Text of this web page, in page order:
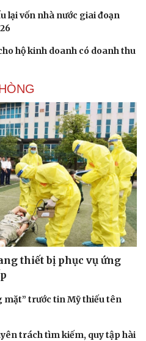
lại vốn nhà nước giai đoạn
hộ kinh doanh có doanh thu
thiết bị phục vụ ứng
mặt” trước tin Mỹ thiếu tên
trách tìm kiếm, quy tập hài